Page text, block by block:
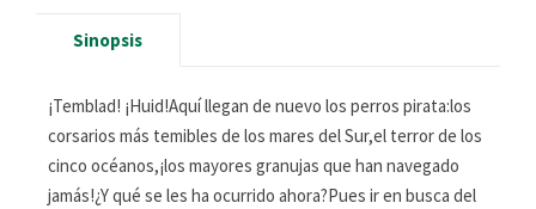
Sinopsis
¡Temblad! ¡Huid!Aquí llegan de nuevo los perros pirata:los
corsarios más temibles de los mares del Sur,el terror de los
cinco océanos,¡los mayores granujas que han navegado
jamás!¿Y qué se les ha ocurrido ahora?Pues ir en busca del